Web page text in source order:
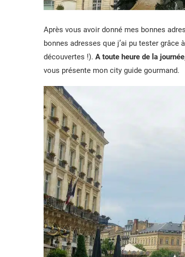
Après vous avoir donné mes bonnes
bonnes adresses que j’ai pu tester
découvertes !). A toute heure de la
vous présente mon city guide gourmand.